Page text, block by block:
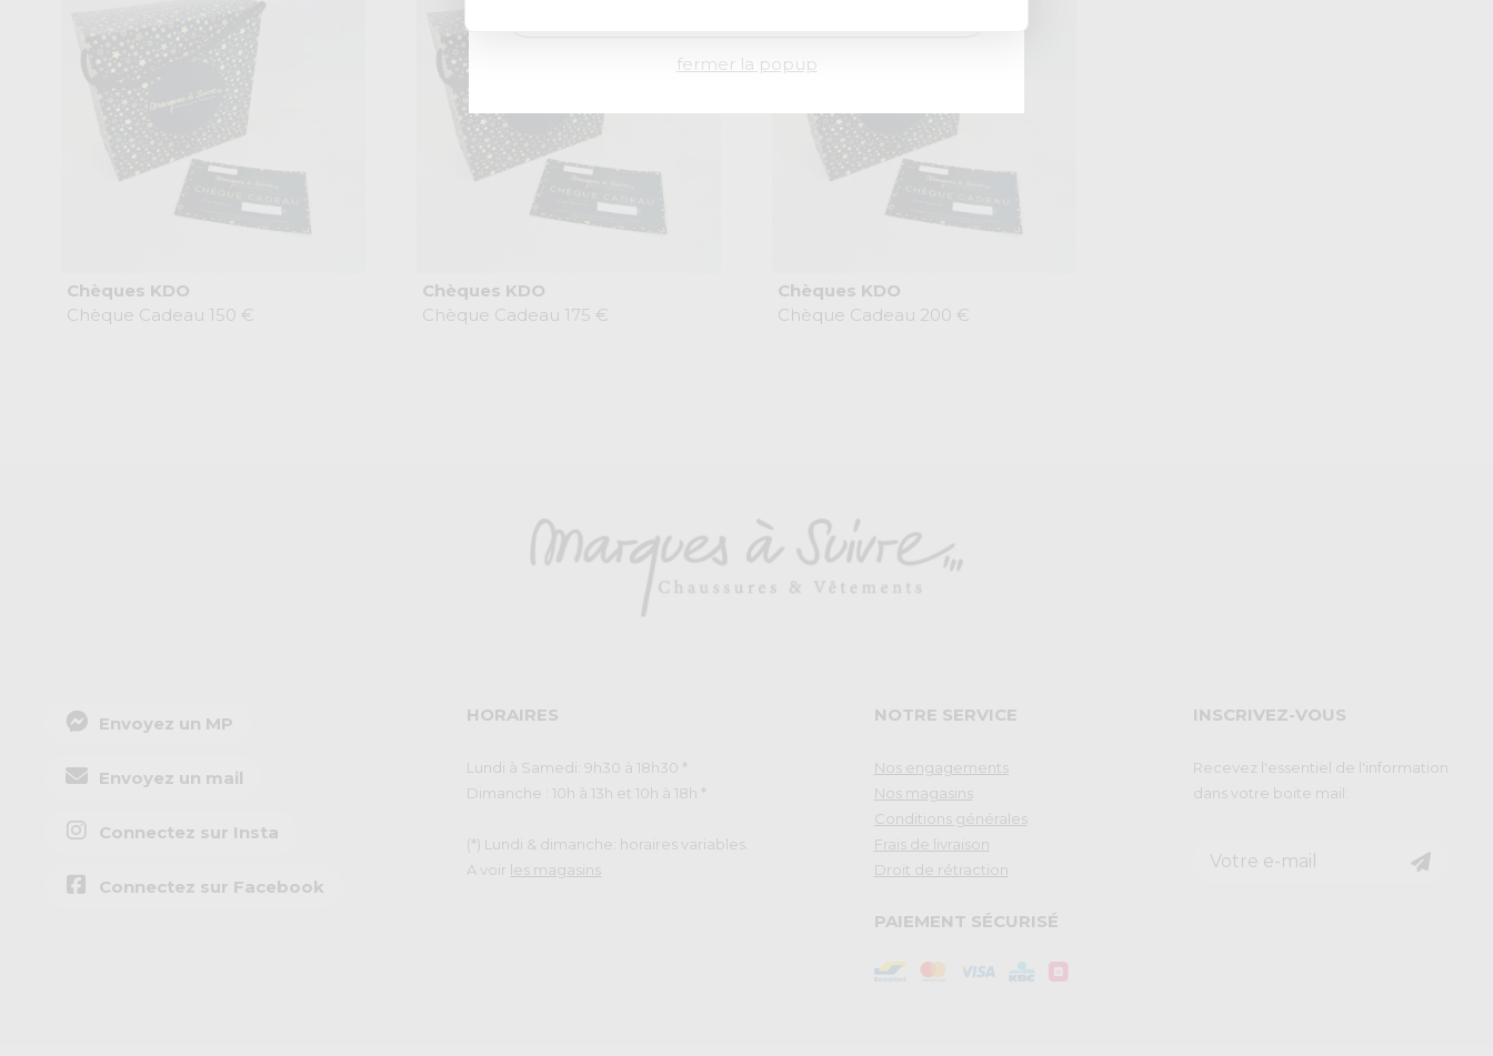
Chèques KDO
Chèque Cadeau 150 €
Chèques KDO
Chèque Cadeau 175 €
Chèques KDO
Chèque Cadeau 200 €
Envoyez un MP
Envoyez un mail
Connectez sur Insta
Connectez sur Facebook
HORAIRES
Lundi à Samedi: 9h30 à 18h30 *
Dimanche : 10h à 13h et 10h à 18h *
(*) Lundi & dimanche: horaires variables.
A voir les magasins
NOTRE SERVICE
Nos engagements
Nos magasins
Conditions générales
Frais de livraison
Droit de rétraction
PAIEMENT SÉCURISÉ
INSCRIVEZ-VOUS
Recevez l'essentiel de l'information
dans votre boite mail:
fermer la popup